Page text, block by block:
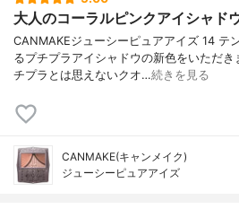
大人のコーラルピンクアイシャド
CANMAKEジューシーピュアアイズ 14 テ
るプチプラアイシャドウの新色をいただ
チプラとは思えないクオ…続きを見る
CANMAKE(キャンメイク)
ジューシーピュアアイズ